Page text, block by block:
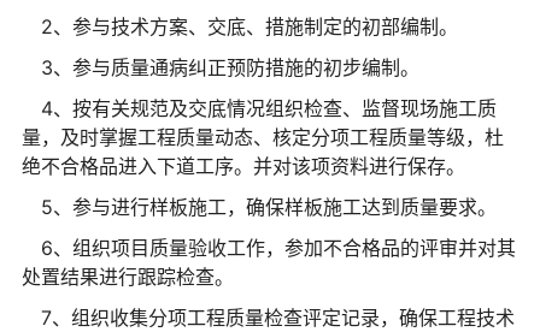
2、参与技术方案、交底、措施制定的初部编制。
3、参与质量通病纠正预防措施的初步编制。
4、按有关规范及交底情况组织检查、监督现场施工质
量，及时掌握工程质量动态、核定分项工程质量等级，杜
绝不合格品进入下道工序。并对该项资料进行保存。
5、参与进行样板施工，确保样板施工达到质量要求。
6、组织项目质量验收工作，参加不合格品的评审并对其
处置结果进行跟踪检查。
7、组织收集分项工程质量检查评定记录，确保工程技术